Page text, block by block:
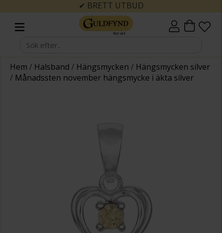
✔ BRETT UTBUD
Hem / Halsband / Hängsmycken / Hängsmycken silver
/ Månadssten november hängsmycke i äkta silver